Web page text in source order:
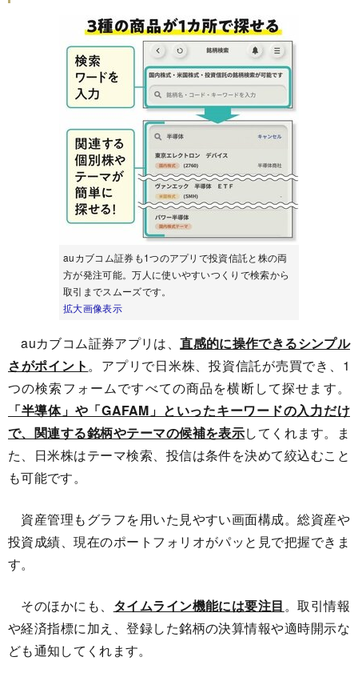
auカブコム証券も1つのアプリで投資信託と株の両
方が発注可能。万人に使いやすいつくりで検索から
取引までスムーズです。
拡大画像表示
auカブコム証券アプリは、直感的に操作できるシンプル
さがポイント。アプリで日米株、投資信託が売買でき、1
つの検索フォームですべての商品を横断して探せます。
「半導体」や「GAFAM」といったキーワードの入力だけ
で、関連する銘柄やテーマの候補を表示してくれます。ま
た、日米株はテーマ検索、投信は条件を決めて絞込むこと
も可能です。
資産管理もグラフを用いた見やすい画面構成。総資産や
投資成績、現在のポートフォリオがパッと見で把握できま
す。
そのほかにも、 タイムライン機能には要注目。取引情報
や経済指標に加え、登録した銘柄の決算情報や適時開示な
ども通知してくれます。